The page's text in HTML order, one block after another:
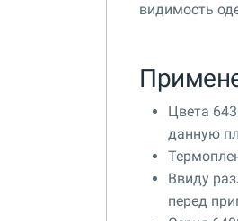
видимость
Цвета
данную
Ввиду
перед